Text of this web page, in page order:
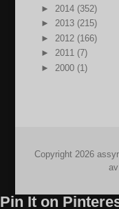
►
2014 (352)
►
2013 (215)
►
2012 (166)
►
2011 (7)
►
2000 (1)
Copyright 2026
Pin It on